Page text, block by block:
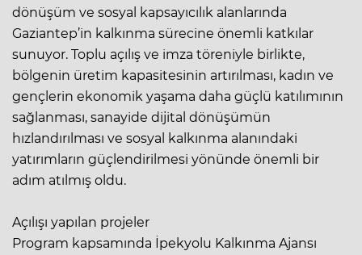
dönüşüm ve sosyal kapsayıcılık alanlarında
Gaziantep’in kalkınma sürecine önemli katkılar
sunuyor. Toplu açılış ve imza töreniyle birlikte,
bölgenin üretim kapasitesinin artırılması, kadın ve
gençlerin ekonomik yaşama daha güçlü katılımının
sağlanması, sanayide dijital dönüşümün
hızlandırılması ve sosyal kalkınma alanındaki
yatırımların güçlendirilmesi yönünde önemli bir
adım atılmış oldu.
Açılışı yapılan projeler
Program kapsamında İpekyolu Kalkınma Ajansı